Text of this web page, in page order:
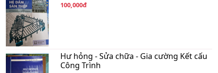
100,000đ
Hư hỏng - Sửa chữa - Gia cường Kết cấu
Công Trình